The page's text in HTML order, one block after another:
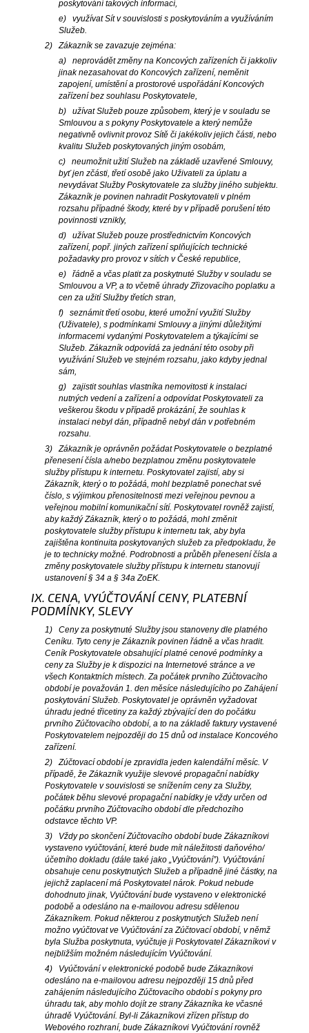
poskytování takových informací,
e) využívat Sít v souvislosti s poskytováním a využíváním
Služeb.
2) Zákazník se zavazuje zejména:
a) neprovádět změny na Koncových zařízeních či jakkoliv
jinak nezasahovat do Koncových zařízení, neměnit
zapojení, umístění a prostorové uspořádání Koncových
zařízení bez souhlasu Poskytovatele,
b) užívat Služeb pouze způsobem, který je v souladu se
Smlouvou a s pokyny Poskytovatele a který nemůže
negativně ovlivnit provoz Sítě či jakékoliv jejich části, nebo
kvalitu Služeb poskytovaných jiným osobám,
c) neumožnit užití Služeb na základě uzavřené Smlouvy,
byť jen zčásti, třetí osobě jako Uživateli za úplatu a
nevydávat Služby Poskytovatele za služby jiného subjektu.
Zákazník je povinen nahradit Poskytovateli v plném
rozsahu případné škody, které by v případě porušení této
povinnosti vznikly,
d) užívat Služeb pouze prostřednictvím Koncových
zařízení, popř. jiných zařízení splňujících technické
požadavky pro provoz v sítích v České republice,
e) řádně a včas platit za poskytnuté Služby v souladu se
Smlouvou a VP, a to včetně úhrady Zřizovacího poplatku a
cen za užití Služby třetích stran,
f) seznámit třetí osobu, které umožní využití Služby
(Uživatele), s podmínkami Smlouvy a jinými důležitými
informacemi vydanými Poskytovatelem a týkajícími se
Služeb. Zákazník odpovídá za jednání této osoby při
využívání Služeb ve stejném rozsahu, jako kdyby jednal
sám,
g) zajistit souhlas vlastníka nemovitosti k instalaci
nutných vedení a zařízení a odpovídat Poskytovateli za
veškerou škodu v případě prokázání, že souhlas k
instalaci nebyl dán, případně nebyl dán v potřebném
rozsahu.
3) Zákazník je oprávněn požádat Poskytovatele o bezplatné
přenesení čísla a/nebo bezplatnou změnu poskytovatele
služby přístupu k internetu. Poskytovatel zajistí, aby si
Zákazník, který o to požádá, mohl bezplatně ponechat své
číslo, s výjimkou přenositelnosti mezi veřejnou pevnou a
veřejnou mobilní komunikační sítí. Poskytovatel rovněž zajistí,
aby každý Zákazník, který o to požádá, mohl změnit
poskytovatele služby přístupu k internetu tak, aby byla
zajištěna kontinuita poskytovaných služeb za předpokladu, že
je to technicky možné. Podrobnosti a průběh přenesení čísla a
změny poskytovatele služby přístupu k internetu stanovují
ustanovení § 34 a § 34a ZoEK.
IX. CENA, VYÚČTOVÁNÍ CENY, PLATEBNÍ
PODMÍNKY, SLEVY
1) Ceny za poskytnuté Služby jsou stanoveny dle platného
Ceníku. Tyto ceny je Zákazník povinen řádně a včas hradit.
Ceník Poskytovatele obsahující platné cenové podmínky a
ceny za Služby je k dispozici na Internetové stránce a ve
všech Kontaktních místech. Za počátek prvního Zúčtovacího
období je považován 1. den měsíce následujícího po Zahájení
poskytování Služeb. Poskytovatel je oprávněn vyžadovat
úhradu jedné třicetiny za každý zbývající den do počátku
prvního Zúčtovacího období, a to na základě faktury vystavené
Poskytovatelem nejpozději do 15 dnů od instalace Koncového
zařízení.
2) Zúčtovací období je zpravidla jeden kalendářní měsíc. V
případě, že Zákazník využije slevové propagační nabídky
Poskytovatele v souvislosti se snížením ceny za Služby,
počátek běhu slevové propagační nabídky je vždy určen od
počátku prvního Zúčtovacího období dle předchozího
odstavce těchto VP.
3) Vždy po skončení Zúčtovacího období bude Zákazníkovi
vystaveno vyúčtování, které bude mít náležitosti daňového/
účetního dokladu (dále také jako „Vyúčtování”). Vyúčtování
obsahuje cenu poskytnutých Služeb a případně jiné částky, na
jejichž zaplacení má Poskytovatel nárok. Pokud nebude
dohodnuto jinak, Vyúčtování bude vystaveno v elektronické
podobě a odesláno na e-mailovou adresu sdělenou
Zákazníkem. Pokud některou z poskytnutých Služeb není
možno vyúčtovat ve Vyúčtování za Zúčtovací období, v němž
byla Služba poskytnuta, vyúčtuje ji Poskytovatel Zákazníkovi v
nejbližším možném následujícím Vyúčtování.
4) Vyúčtování v elektronické podobě bude Zákazníkovi
odesláno na e-mailovou adresu nejpozději 15 dnů před
zahájením následujícího Zúčtovacího období s pokyny pro
úhradu tak, aby mohlo dojít ze strany Zákazníka ke včasné
úhradě Vyúčtování. Byl-li Zákazníkovi zřízen přístup do
Webového rozhraní, bude Zákazníkovi Vyúčtování rovněž